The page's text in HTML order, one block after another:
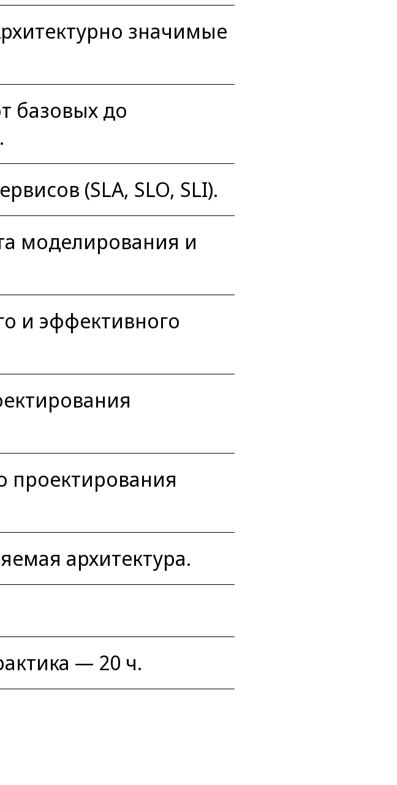
значимые
базовых до
(SLA, SLO, SLI).
моделирования и
и эффективного
проектирования
архитектура.
— 20 ч.